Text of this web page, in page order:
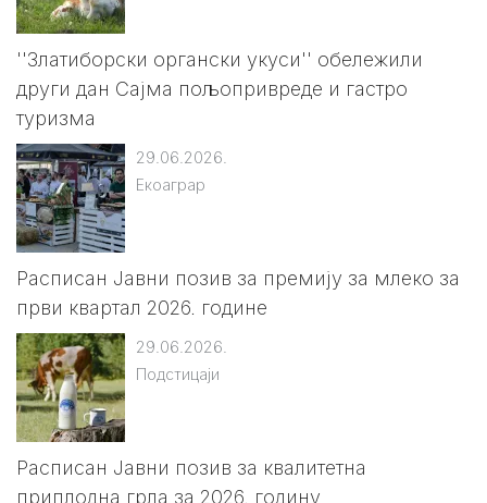
''Златиборски органски укуси'' обележили
други дан Сајма пољопривреде и гастро
туризма
29.06.2026.
Екоаграр
Расписан Јавни позив за премију за млеко за
први квартал 2026. године
29.06.2026.
Подстицаји
Расписан Јавни позив за квалитетна
приплодна грла за 2026. годину